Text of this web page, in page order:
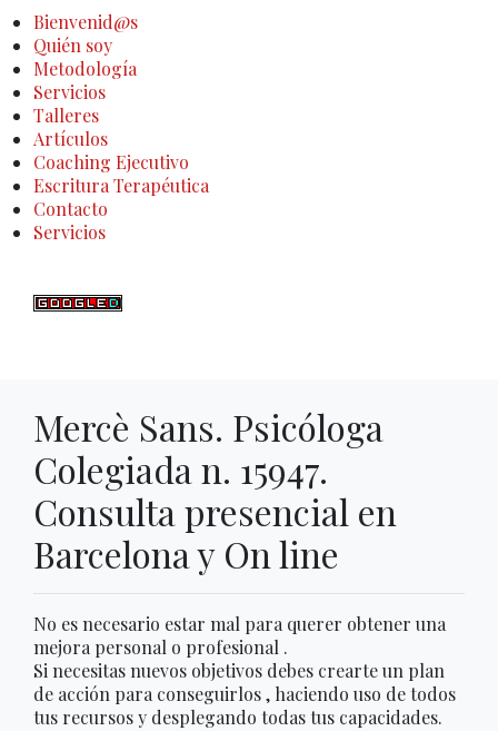
Bienvenid@s
Quién soy
Metodología
Servicios
Talleres
Artículos
Coaching Ejecutivo
Escritura Terapéutica
Contacto
Servicios
Mercè Sans. Psicóloga
Colegiada n. 15947.
Consulta presencial en
Barcelona y On line
No es necesario estar mal para querer obtener una
mejora personal o profesional .
Si necesitas nuevos objetivos debes crearte un plan
de acción para conseguirlos , haciendo uso de todos
tus recursos y desplegando todas tus capacidades.